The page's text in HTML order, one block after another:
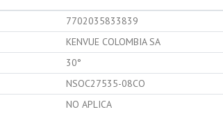
7702035833839
KENVUE COLOMBIA SA
30°
NSOC27535-08CO
NO APLICA